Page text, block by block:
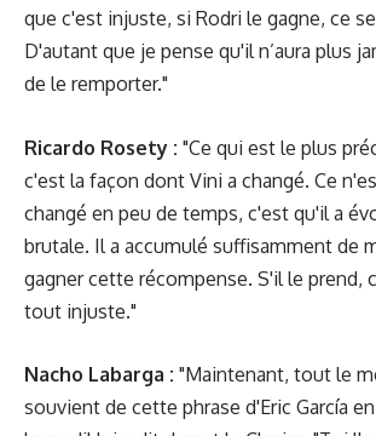
que c'est injuste, si Rodri le gagne, ce
D'autant que je pense qu'il n’aura plus
de le remporter."
Ricardo Rosety : "Ce qui est le plus
c'est la façon dont Vini a changé. Ce
changé en peu de temps, c'est qu'il a
brutale. Il a accumulé suffisamment de
gagner cette récompense. S'il le prend,
tout injuste."
Nacho Labarga : "Maintenant, tout le
souvient de cette phrase d'Eric García